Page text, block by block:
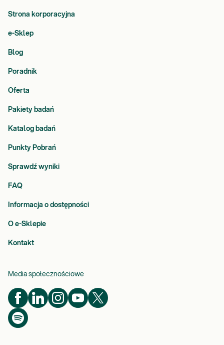
Strona korporacyjna
e-Sklep
Blog
Poradnik
Oferta
Pakiety badań
Katalog badań
Punkty Pobrań
Sprawdź wyniki
FAQ
Informacja o dostępności
O e-Sklepie
Kontakt
Media społecznościowe